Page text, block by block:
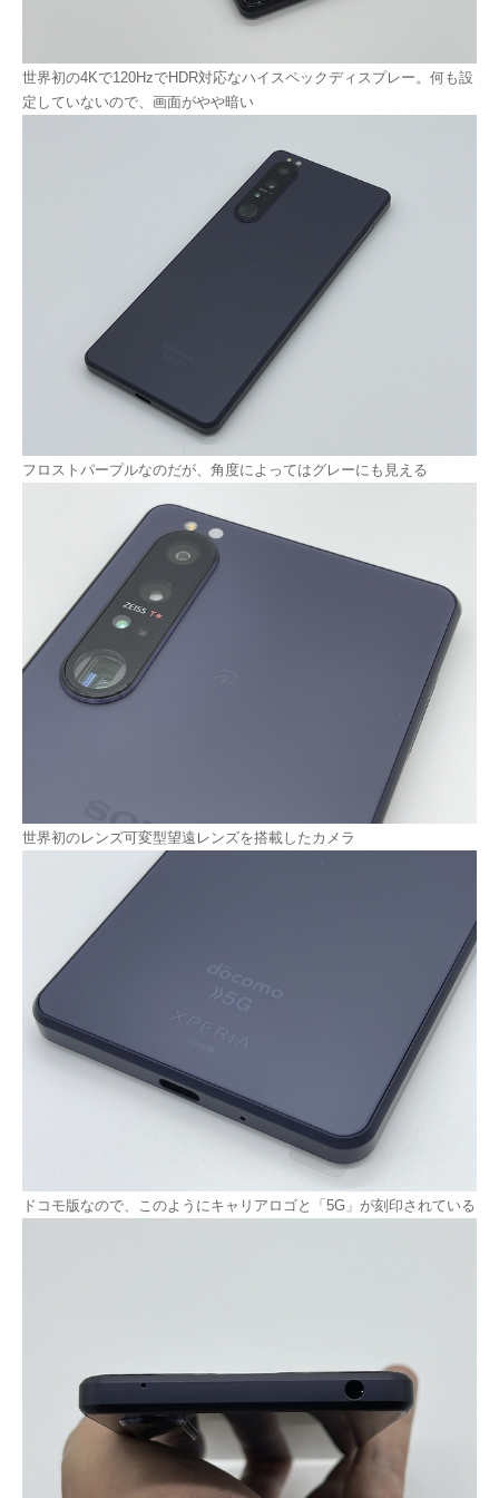
世界初の4Kで120HzでHDR対応なハイスペックディスプレー。何も設
定していないので、画面がやや暗い
フロストパープルなのだが、角度によってはグレーにも見える
世界初のレンズ可変型望遠レンズを搭載したカメラ
ドコモ版なので、このようにキャリアロゴと「5G」が刻印されている